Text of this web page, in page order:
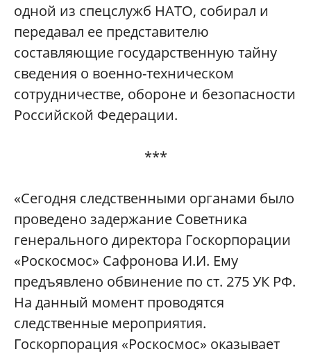
одной из спецслужб НАТО, собирал и
передавал ее представителю
составляющие государственную тайну
сведения о военно-техническом
сотрудничестве, обороне и безопасности
Российской Федерации.
***
«Сегодня следственными органами было
проведено задержание Советника
генерального директора Госкорпорации
«Роскосмос» Сафронова И.И. Ему
предъявлено обвинение по ст. 275 УК РФ.
На данный момент проводятся
следственные мероприятия.
Госкорпорация «Роскосмос» оказывает